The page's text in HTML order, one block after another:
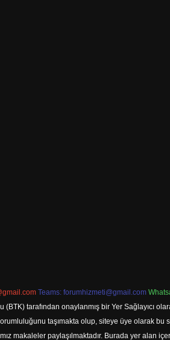
Teams: forumhizmeti@gmail.com
tarafından onaylanmış bir Yer Sağlayıcı
taşımakta olup, siteye üye olarak
makaleler paylaşılmaktadır. Burada yer alan